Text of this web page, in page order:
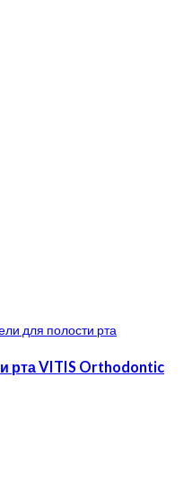
для полости рта
рта VITIS Orthodontic